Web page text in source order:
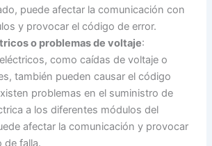
puede afectar la comunicación con
y provocar el código de error.
o problemas de voltaje:
como caídas de voltaje o
también pueden causar el código
problemas en el suministro de
a los diferentes módulos del
afectar la comunicación y provocar
de falla.